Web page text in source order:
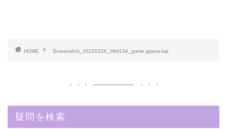
HOME Screenshot_20220328_094134_game.grams.kai
疑問を検索